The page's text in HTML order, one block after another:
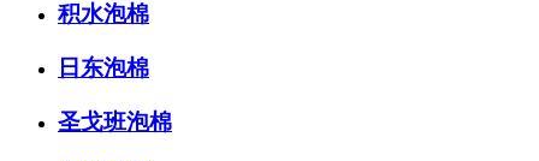
积水泡棉
日东泡棉
圣戈班泡棉